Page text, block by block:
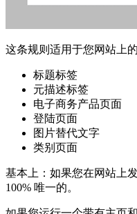
这条规则适用于您网站上
标题标签
元描述标签
电子商务产品页面
登陆页面
图片替代文字
类别页面
基本上：如果您在网站上
100% 唯一的。